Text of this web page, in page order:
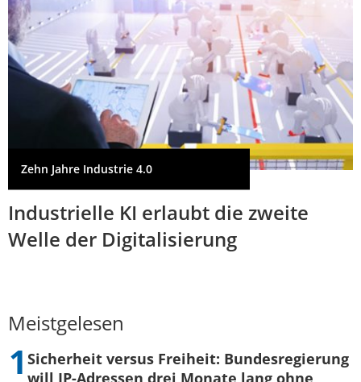
Zehn Jahre Industrie 4.0
Industrielle KI erlaubt die zweite
Welle der Digitalisierung
Meistgelesen
Sicherheit versus Freiheit: Bundesregierung
will IP-Adressen drei Monate lang ohne